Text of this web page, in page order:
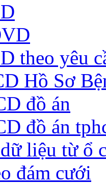
theo yêu
Hồ Sơ
đồ án
đồ án
liệu từ ổ
đám cưới